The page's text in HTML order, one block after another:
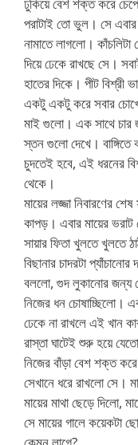
পরাটাই তো ভুল। সে এবার
নামাতে লাগলো।
দিয়ে ঢেকে রাখছে সে।
হাতের দিকে। পীট বিশ্রী
একটু একটু করে সবার
মাই গুলো। এক সাথে চার
স্তন গুলো দেখে।
চুদতেই হবে, এই ধরনের
থেকে।
মায়ের লজ্জা নিবারণের
কাপড়। এবার মায়ের ভরাট
সায়ার ফিতা খুলতে খুলতে
বিছানার চাদরটা
বললো, গুদ লুকানোর জন্য
নিজের ধন চোষাচ্ছিলো।
ঢেকে না রাখলে এই খান
রাস্তা ঘাটেই শুরু হয়ে
নিজের বাঁড়া বেশ শক্ত
সেখানে ধরে রাখলো সে।
মায়ের মাথা ছেড়ে দিলো,
সে মায়ের গালে কয়েকটা